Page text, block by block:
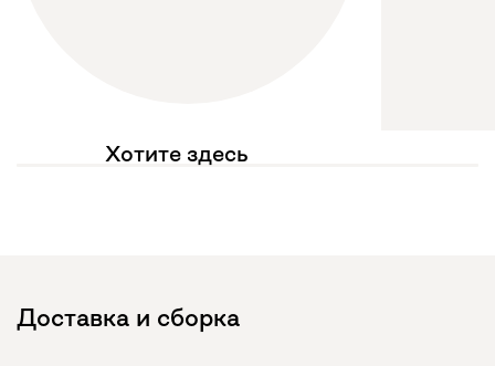
Хотите здесь
Доставка и сборка